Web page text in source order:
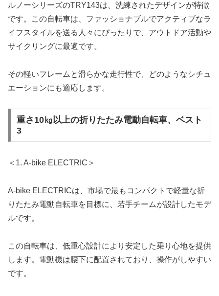
ルノーシリーズのTRY143は、洗練されたデザインが特徴
です。この自転車は、ファッショナブルでアクティブなラ
イフスタイルを送る人々にぴったりで、アウトドア活動や
サイクリングに最適です。
その軽いフレームと滑らかな走行性で、どのようなシチュ
エーションにも適応します。
重さ10㎏以上の折りたたみ電動自転車、ベスト
3
＜1. A-bike ELECTRIC＞
A-bike ELECTRICは、市場で最もコンパクトで軽量な折
りたたみ電動自転車を目標に、若手チームが設計したモデ
ルです。
この自転車は、低重心設計により安定した乗り心地を提供
します。電動機は腰下に配置されており、操作がしやすい
です。